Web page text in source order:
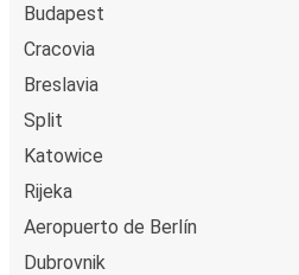
Budapest
Cracovia
Breslavia
Split
Katowice
Rijeka
Aeropuerto de Berlín
Dubrovnik